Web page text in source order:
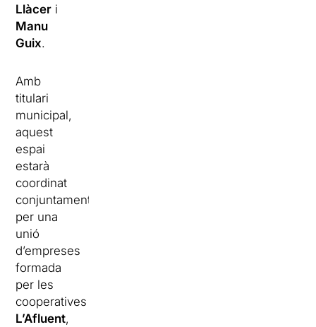
Llàcer i
Manu
Guix.
Amb
titulari
municipal,
aquest
espai
estarà
coordinat
conjuntament
per una
unió
d’empreses
formada
per les
cooperatives
L’Afluent,